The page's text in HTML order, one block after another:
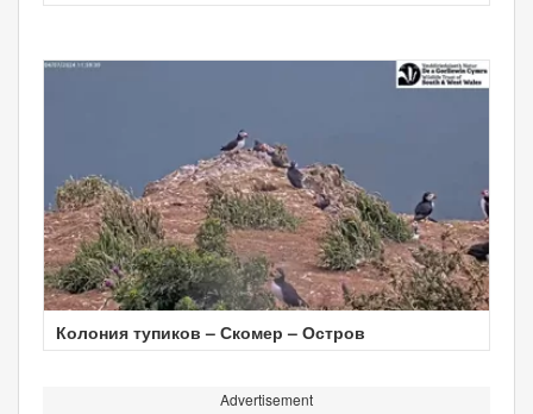
Колония тупиков – Скомер – Остров
Advertisement